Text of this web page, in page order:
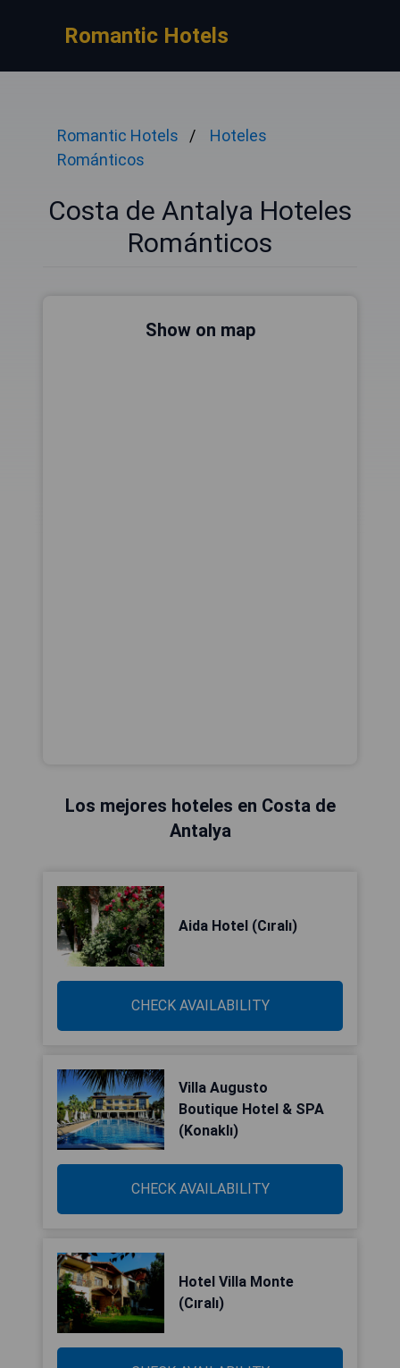
Romantic Hotels
Romantic Hotels
Hoteles
Románticos
Costa de Antalya Hoteles
Románticos
Show on map
Los mejores hoteles en Costa de
Antalya
Aida Hotel (Cıralı)
CHECK AVAILABILITY
Villa Augusto
Boutique Hotel & SPA
(Konaklı)
CHECK AVAILABILITY
Hotel Villa Monte
(Cıralı)